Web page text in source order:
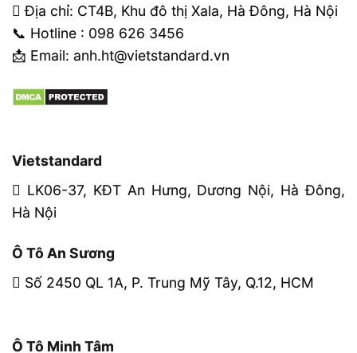
Địa chỉ: CT4B, Khu đô thị Xala, Hà Đông, Hà Nội
📞 Hotline : 098 626 3456
📩 Email: anh.ht@vietstandard.vn
Vietstandard
LK06-37, KĐT An Hưng, Dương Nội, Hà Đông,
Hà Nội
Ô Tô An Sương
Số 2450 QL 1A, P. Trung Mỹ Tây, Q.12, HCM
Ô Tô Minh Tâm